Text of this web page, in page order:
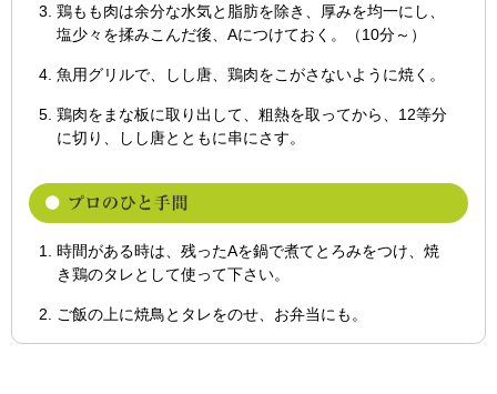
鶏もも肉は余分な水気と脂肪を除き、厚みを均一にし、
塩少々を揉みこんだ後、Aにつけておく。（10分～）
魚用グリルで、しし唐、鶏肉をこがさないように焼く。
鶏肉をまな板に取り出して、粗熱を取ってから、12等分
に切り、しし唐とともに串にさす。
時間がある時は、残ったAを鍋で煮てとろみをつけ、焼
き鶏のタレとして使って下さい。
ご飯の上に焼鳥とタレをのせ、お弁当にも。